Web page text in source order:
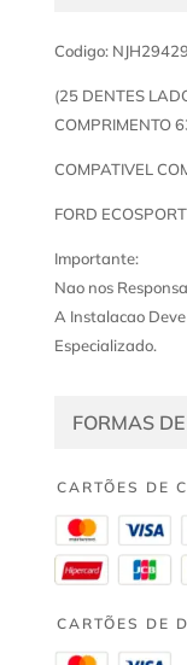
Codigo:
(25 DENTES
COMPRIMENTO
COMPATIVEL
FORD
Importante:
Nao nos
A Instalacao
Especializado.
FORMAS
CARTÕES DE
CARTÕES DE